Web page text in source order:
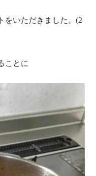
をいただきました。(2
ことに